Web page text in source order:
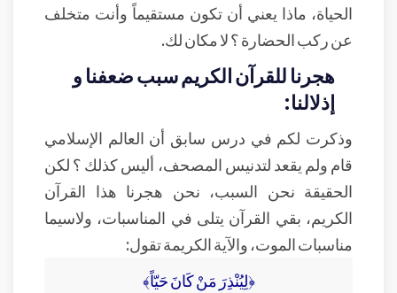
الحياة، ماذا يعني أن تكون مستقيماً وأنت متخلف
عن ركب الحضارة ؟ لا مكان لك.
هجرنا للقرآن الكريم سبب ضعفنا و
إذلالنا:
وذكرت لكم في درس سابق أن العالم الإسلامي
قام ولم يقعد لتدنيس المصحف، أليس كذلك ؟ لكن
الحقيقة نحن السبب، نحن هجرنا هذا القرآن
الكريم، بقي القرآن يتلى في المناسبات، ولاسيما
مناسبات الموت، والآية الكريمة تقول:
﴿لِيُنْذِرَ مَنْ كَانَ حَيّاً﴾